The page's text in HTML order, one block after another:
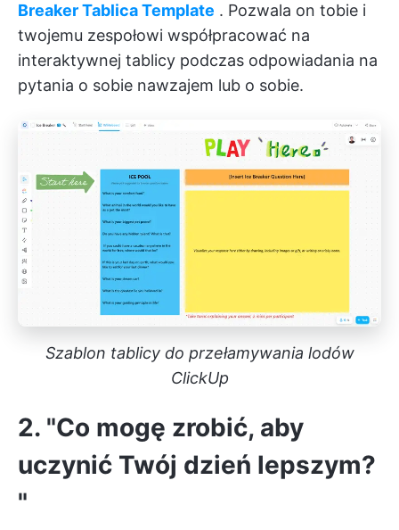
Breaker Tablica Template . Pozwala on tobie i
twojemu zespołowi współpracować na
interaktywnej tablicy podczas odpowiadania na
pytania o sobie nawzajem lub o sobie.
Szablon tablicy do przełamywania lodów
ClickUp
2. "Co mogę zrobić, aby
uczynić Twój dzień lepszym?
"